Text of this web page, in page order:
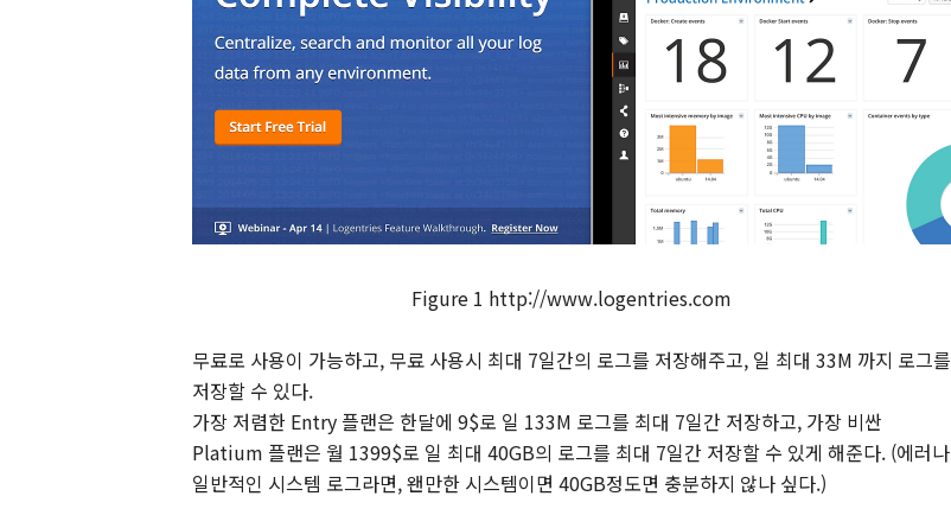
Figure 1 http://www.logentries.com
무료로 사용이 가능하고, 무료 사용시 최대 7일간의 로그를 저장해주고, 일 최대 33M 까지 로그를
저장할 수 있다.
가장 저렴한 Entry 플랜은 한달에 9$로 일 133M 로그를 최대 7일간 저장하고, 가장 비싼
Platium 플랜은 월 1399$로 일 최대 40GB의 로그를 최대 7일간 저장할 수 있게 해준다. (에러나
일반적인 시스템 로그라면,왠만한 시스템이면 40GB정도면 충분하지 않나 싶다.)